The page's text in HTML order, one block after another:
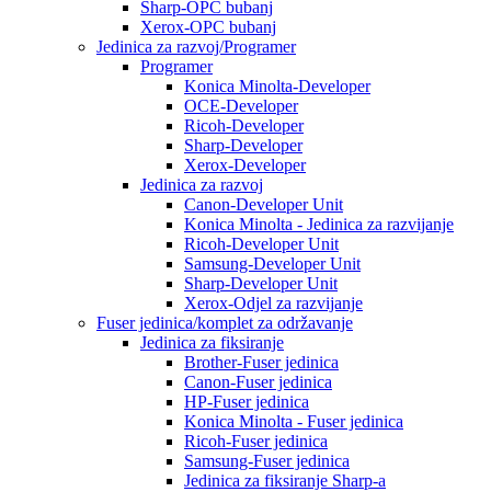
Sharp-OPC bubanj
Xerox-OPC bubanj
Jedinica za razvoj/Programer
Programer
Konica Minolta-Developer
OCE-Developer
Ricoh-Developer
Sharp-Developer
Xerox-Developer
Jedinica za razvoj
Canon-Developer Unit
Konica Minolta - Jedinica za razvijanje
Ricoh-Developer Unit
Samsung-Developer Unit
Sharp-Developer Unit
Xerox-Odjel za razvijanje
Fuser jedinica/komplet za održavanje
Jedinica za fiksiranje
Brother-Fuser jedinica
Canon-Fuser jedinica
HP-Fuser jedinica
Konica Minolta - Fuser jedinica
Ricoh-Fuser jedinica
Samsung-Fuser jedinica
Jedinica za fiksiranje Sharp-a